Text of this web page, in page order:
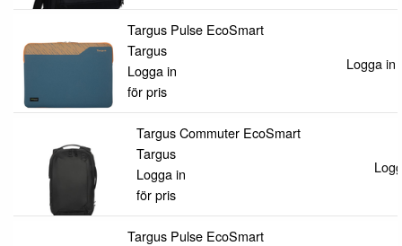
Targus Pulse EcoSmart
Targus
Logga in
för pris
Logga in
Targus Commuter EcoSmart
Targus
Logga in
för pris
Targus Pulse EcoSmart